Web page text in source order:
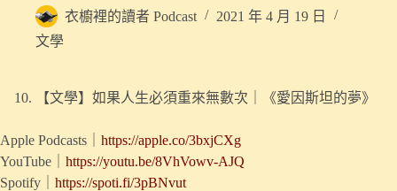
衣櫥裡的讀者 Podcast
2021 年 4 月 19 日
文學
【文學】如果人生必須重來無數次｜《愛因斯坦的夢》
Apple Podcasts｜ https://apple.co/3bxjCXg
YouTube｜ https://youtu.be/8VhVowv-AJQ
Spotify｜ https://spoti.fi/3pBNvut